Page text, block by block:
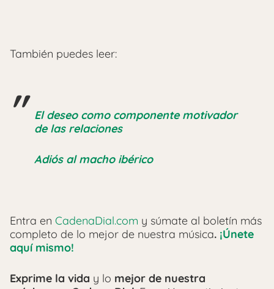
También puedes leer:
El deseo como componente motivador
de las relaciones
Adiós al macho ibérico
Entra en CadenaDial.com y súmate al boletín más
completo de lo mejor de nuestra música. ¡Únete
aquí mismo!
Exprime la vida y lo mejor de nuestra